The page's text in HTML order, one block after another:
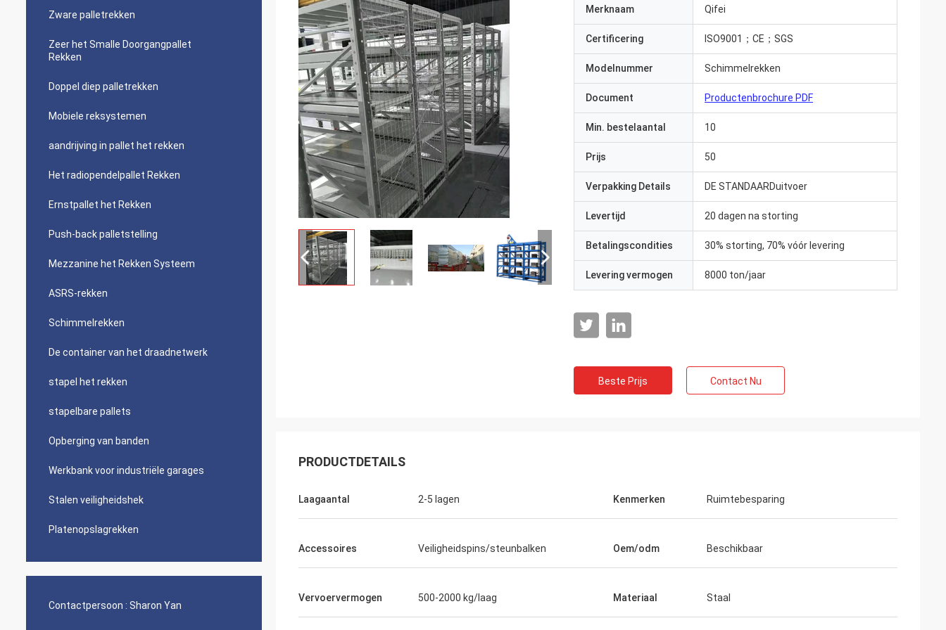
Zware palletrekken
Zeer het Smalle Doorgangpallet
Rekken
Doppel diep palletrekken
Mobiele reksystemen
aandrijving in pallet het rekken
Het radiopendelpallet Rekken
Ernstpallet het Rekken
Push-back palletstelling
Mezzanine het Rekken Systeem
ASRS-rekken
Schimmelrekken
De container van het draadnetwerk
stapel het rekken
stapelbare pallets
Opberging van banden
Werkbank voor industriële garages
Stalen veiligheidshek
Platenopslagrekken
Contactpersoon : Sharon Yan
Merknaam Qifei
Certificering ISO9001；CE；SGS
Modelnummer Schimmelrekken
Document Productenbrochure PDF
Min. bestelaantal 10
Prijs 50
Verpakking Details DE STANDAARDuitvoer
Levertijd 20 dagen na storting
Betalingscondities 30% storting, 70% vóór levering
Levering vermogen 8000 ton/jaar
Beste Prijs Contact Nu
PRODUCTDETAILS
Laagaantal 2-5 lagen Kenmerken Ruimtebesparing
Accessoires Veiligheidspins/steunbalken Oem/odm Beschikbaar
Vervoervermogen 500-2000 kg/laag Materiaal Staal